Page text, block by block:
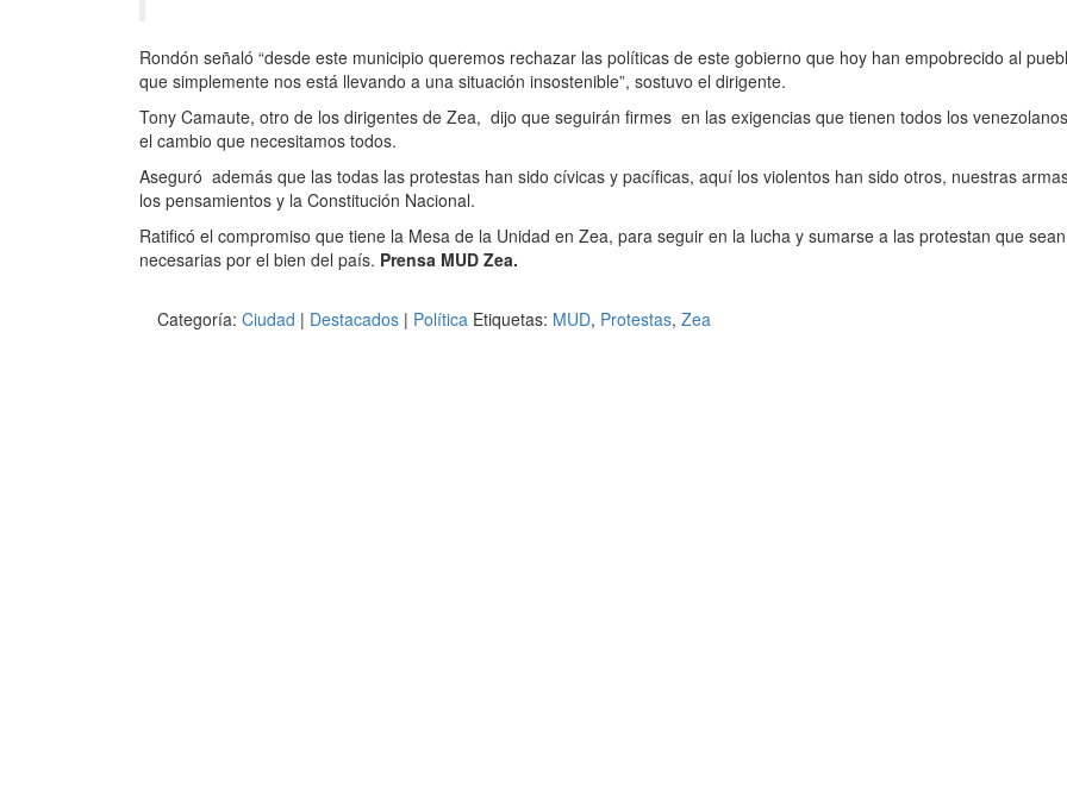
Rondón señaló “desde este municipio queremos rechazar las políticas de este gobierno que hoy han empobrecido al
que simplemente nos está llevando a una situación insostenible”, sostuvo el dirigente.
Tony Camaute, otro de los dirigentes de Zea, dijo que seguirán firmes en las exigencias que tienen todos los
el cambio que necesitamos todos.
Aseguró además que las todas las protestas han sido cívicas y pacíficas, aquí los violentos han sido otros, nuestras
los pensamientos y la Constitución Nacional.
Ratificó el compromiso que tiene la Mesa de la Unidad en Zea, para seguir en la lucha y sumarse a las protestan que sean
necesarias por el bien del país. Prensa MUD Zea.
Categoría: Ciudad | Destacados | Política Etiquetas: MUD, Protestas, Zea